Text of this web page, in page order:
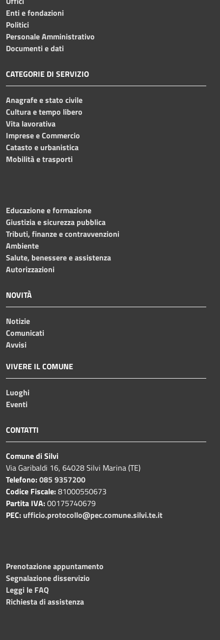
Enti e fondazioni
Politici
Personale Amministrativo
Documenti e dati
CATEGORIE DI SERVIZIO
Anagrafe e stato civile
Cultura e tempo libero
Vita lavorativa
Imprese e Commercio
Catasto e urbanistica
Mobilità e trasporti
Educazione e formazione
Giustizia e sicurezza pubblica
Tributi, finanze e contravvenzioni
Ambiente
Salute, benessere e assistenza
Autorizzazioni
NOVITÀ
Notizie
Comunicati
Avvisi
VIVERE IL COMUNE
Luoghi
Eventi
CONTATTI
Comune di Silvi
Via Garibaldi 16, 64028 Silvi Marina (TE)
Telefono:085 9357200
Codice Fiscale:81000550673
Partita IVA:00175740679
PEC: ufficio.protocollo@pec.comune.silvi.te.it
Prenotazione appuntamento
Segnalazione disservizio
Leggi le FAQ
Richiesta di assistenza